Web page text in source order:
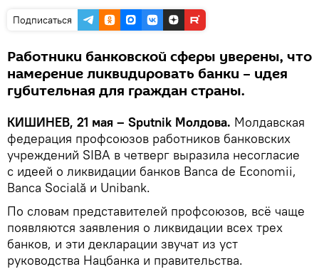
Подписаться
Работники банковской сферы уверены, что
намерение ликвидировать банки – идея
губительная для граждан страны.
КИШИНЕВ, 21 мая – Sputnik Молдова. Молдавская
федерация профсоюзов работников банковских
учреждений SIBA в четверг выразила несогласие
с идеей о ликвидации банков Banca de Economii,
Banca Socială и Unibank.
По словам представителей профсоюзов, всё чаще
появляются заявления о ликвидации всех трех
банков, и эти декларации звучат из уст
руководства Нацбанка и правительства.